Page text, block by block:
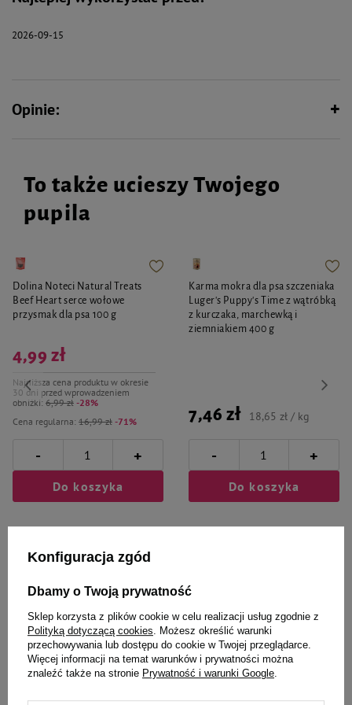
Wspiera florę bakteryjną jelit
2026-09-15
Opinie:
To także ucieszy Twojego
pupila
Dolina Noteci Natural Treats
Beef Heart serce wołowe
przysmak dla psa 100 g
Cena regularna: 16,99 zł -71%
4,99 zł
Najniższa cena produktu w okresie
30 dni przed wprowadzeniem
obniżki: 6,99 zł -28%
- +
Do koszyka
Karma mokra dla psa szczeniaka
Luger's Puppy's Time z wątróbką
z kurczaka, marchewką i
ziemniakiem 400 g
7,46 zł 18,65 zł / kg
- +
Do koszyka
Wybrane specjalnie dla
Ciebie i Twojego czworonoga
Konfiguracja zgód
Dbamy o Twoją prywatność
Sklep korzysta z plików cookie w celu realizacji usług zgodnie z
Polityką dotyczącą cookies . Możesz określić warunki
przechowywania lub dostępu do cookie w Twojej przeglądarce.
Więcej informacji na temat warunków i prywatności można
znaleźć także na stronie Prywatność i warunki Google